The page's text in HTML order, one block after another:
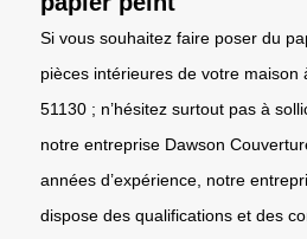
Si vous souhaitez faire poser du
pièces intérieures de votre maison
51130 ; n’hésitez surtout pas à
notre entreprise Dawson
années d’expérience, notre
dispose des qualifications et des